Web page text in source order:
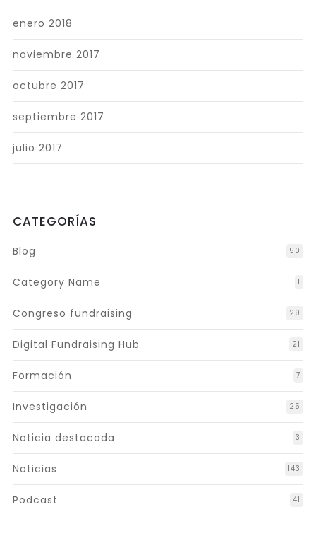
enero 2018
noviembre 2017
octubre 2017
septiembre 2017
julio 2017
CATEGORÍAS
Blog 50
Category Name 1
Congreso fundraising 29
Digital Fundraising Hub 21
Formación 7
Investigación 25
Noticia destacada 3
Noticias 143
Podcast 41